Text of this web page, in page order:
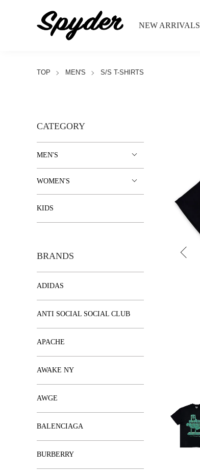
NEW ARRIVALS
TOP MEN'S S/S T-SHIRTS
CATEGORY
MEN'S
WOMEN'S
KIDS
BRANDS
ADIDAS
ANTI SOCIAL SOCIAL CLUB
APACHE
AWAKE NY
AWGE
BALENCIAGA
BURBERRY